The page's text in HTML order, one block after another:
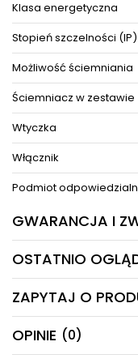
producenta.
Zestaw zawiera
złożenia sprzętu.
ZOBACZ PODOBNE
Klasa energetyczna
Stopień szczelności (IP)
Możliwość ściemniania
Ściemniacz w zestawie
Wtyczka
Włącznik
Podmiot
GWARANCJA I
Producent
do 24 miesięcy
sklepem za
aby zamówić
OSTATNIO
ZAPYTAJ O
Masz pytania
OPINIE (0)